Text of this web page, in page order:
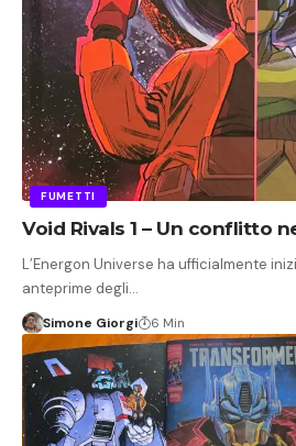
FUMETTI
Void Rivals 1 – Un conflitto
L’Energon Universe ha ufficialmente
anteprime degli…
Simone Giorgi 6 Min